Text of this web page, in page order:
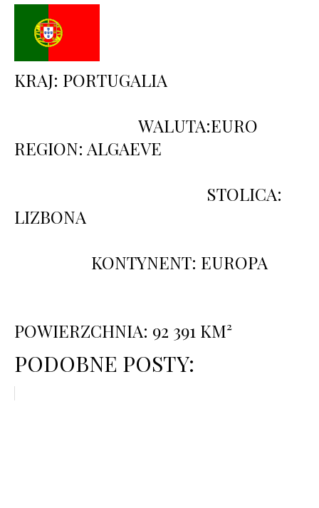
KRAJ: PORTUGALIA
WALUTA:EURO
REGION: ALGAEVE
STOLICA:
LIZBONA
KONTYNENT: EUROPA
POWIERZCHNIA: 92 391 KM²
PODOBNE POSTY: